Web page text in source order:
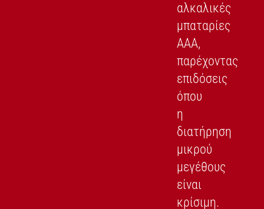
αλκαλικές
μπαταρίες
AAA,
παρέχοντας
επιδόσεις
όπου
η
διατήρηση
μικρού
μεγέθους
είναι
κρίσιμη.